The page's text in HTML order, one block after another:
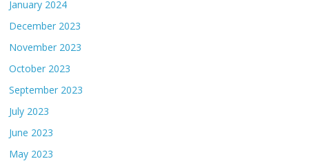
January 2024
December 2023
November 2023
October 2023
September 2023
July 2023
June 2023
May 2023